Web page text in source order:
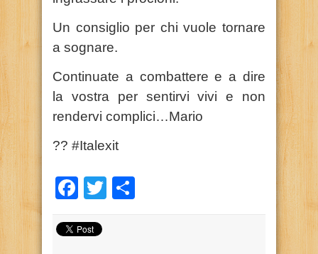
Un consiglio per chi vuole tornare
a sognare.
Continuate a combattere e a dire
la vostra per sentirvi vivi e non
rendervi complici…Mario
?? #Italexit
Facebook
Twitter